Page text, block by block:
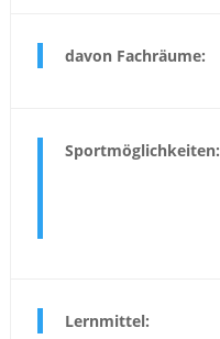
davon Fachräume:
Sportmöglichkeiten:
Lernmittel: